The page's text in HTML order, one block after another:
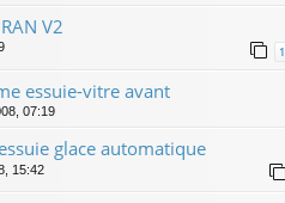
V2
1
essuie-vitre avant
07:19
glace automatique
15:42